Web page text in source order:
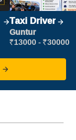
Taxi Driver
Guntur
₹13000 - ₹30000